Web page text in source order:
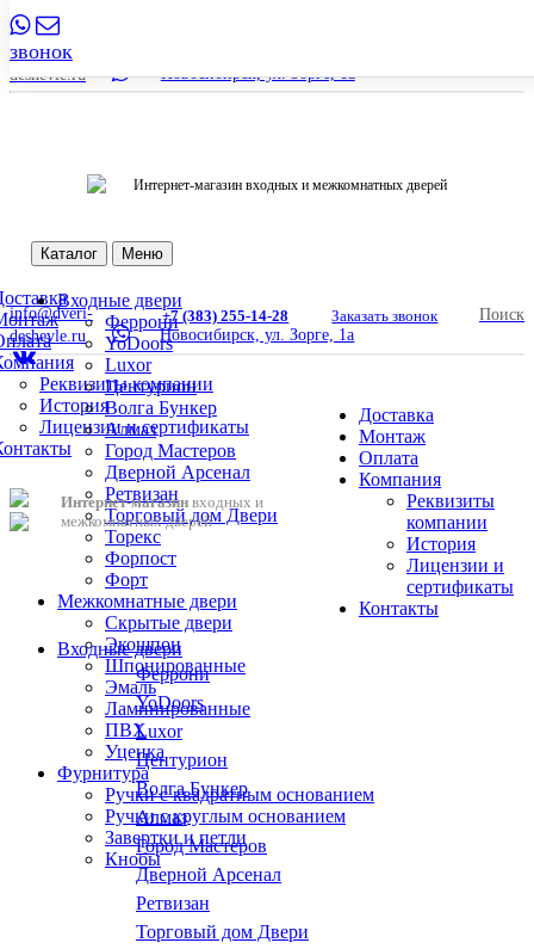
звонок
info@dveri-
deshevle.ru
Новосибирск, ул. Зорге, 1а
Интернет-магазин входных и межкомнатных дверей
Каталог Меню
Реквизиты компании
История
Лицензии и сертификаты
Входные двери
Феррони
YoDoors
Luxor
Центурион
Волга Бункер
Алмаз
Город Мастеров
Дверной Арсенал
Ретвизан
Торговый дом Двери
Торекс
Форпост
Форт
Межкомнатные двери
Скрытые двери
Экошпон
Шпонированные
Эмаль
Ламинированные
ПВХ
Уценка
Фурнитура
Ручки с квадратным основанием
Ручки с круглым основанием
Завертки и петли
Кнобы
info@dveri-
deshevle.ru
+7 (383) 255-14-28
Заказать звонок
Новосибирск, ул. Зорге, 1а
Поиск
Интернет-магазин входных и
межкомнатных дверей
Доставка
Монтаж
Оплата
Компания
Реквизиты
компании
История
Лицензии и
сертификаты
Контакты
Входные двери
Феррони
YoDoors
Luxor
Центурион
Волга Бункер
Алмаз
Город Мастеров
Дверной Арсенал
Ретвизан
Торговый дом Двери